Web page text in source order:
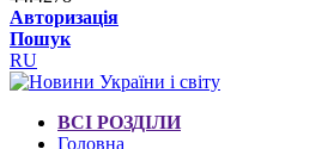
Авторизація
Пошук
RU
ВСІ РОЗДІЛИ
Головна